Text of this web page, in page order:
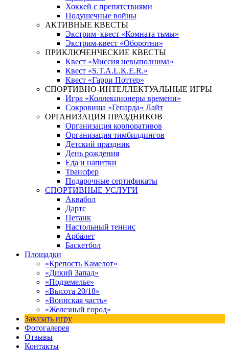
Хоккей с препятствиями
Подушечные войны
АКТИВНЫЕ КВЕСТЫ
Экстрим–квест «Комната тьмы»
Экстрим-квест «Оборотни»
ПРИКЛЮЧЕНЧЕСКИЕ КВЕСТЫ
Квест «Миссия невыполнима»
Квест «S.T.A.L.K.E.R.»
Квест «Гарри Поттер»
СПОРТИВНО-ИНТЕЛЛЕКТУАЛЬНЫЕ ИГРЫ
Игра «Коллекционеры времени»
Сокровища «Гепарда» Лайт
ОРГАНИЗАЦИЯ ПРАЗДНИКОВ
Организация корпоративов
Организация тимбилдингов
Детский праздник
День рождения
Еда и напитки
Трансфер
Подарочные сертификаты
СПОРТИВНЫЕ УСЛУГИ
Аквабол
Дартс
Петанк
Настольный теннис
Арбалет
Баскетбол
Площадки
«Крепость Камелот»
«Дикий Запад»
«Подземелье»
«Высота 20/18»
«Воинская часть»
«Железный город»
Заказать игру
Фотогалерея
Отзывы
Контакты